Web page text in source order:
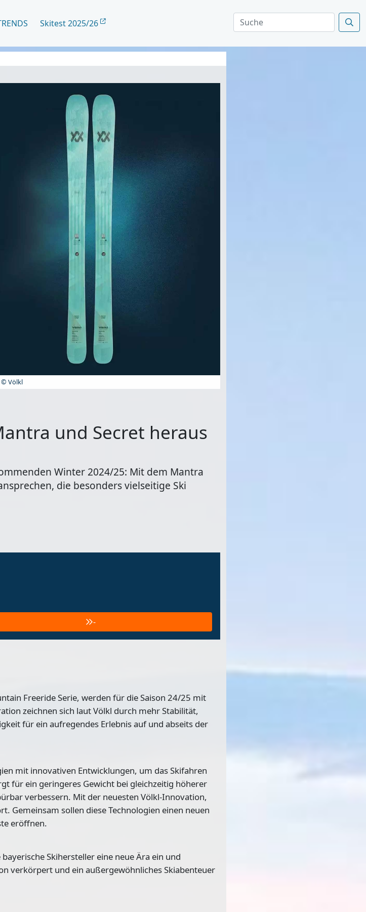
Skitest 2025/26
© Völkl
und Secret heraus
Winter 2024/25: Mit dem Mantra
die besonders vielseitige Ski
-
Freeride Serie, werden für die Saison 24/25 mit
zeichnen sich laut Völkl durch mehr Stabilität,
für ein aufregendes Erlebnis auf und abseits der
mit innovativen Entwicklungen, um das Skifahren
für ein geringeres Gewicht bei gleichzeitig höherer
verbessern. Mit der neuesten Völkl-Innovation,
Gemeinsam sollen diese Technologien einen neuen
eröffnen.
Skihersteller eine neue Ära ein und
verkörpert und ein außergewöhnliches Skiabenteuer